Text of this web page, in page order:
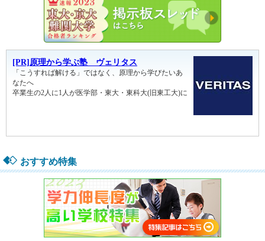
おすすめ特集